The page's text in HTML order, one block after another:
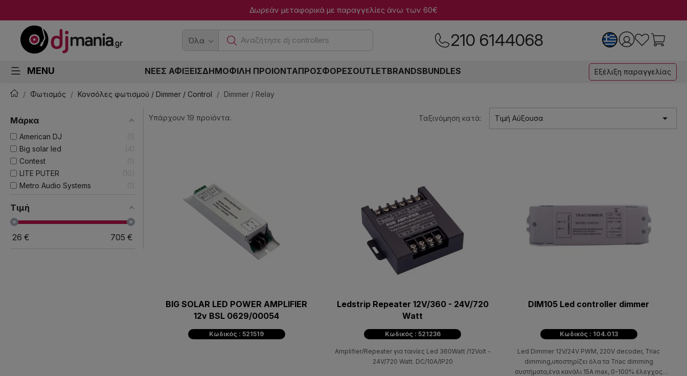
Δωρεάν μεταφορικά με παραγγελίες άνω των 60€
Όλα Αναζήτη 210 6144068
MENU ΝΕΕΣ ΑΦΙΞΕΙΣΔΗΜΟΦΙΛΗ ΠΡΟΙΟΝΤΑΠΡΟΣΦΟΡΕΣOUTLETBRANDSBUNDLES Εξέλιξη παραγγελίας
Φωτισμός Κονσόλες φωτισμού / Dimmer / Control Dimmer / Relay
Μάρκα
American DJ
1
Big solar led
4
Contest
1
LITE PUTER
10
Metro Audio Systems
1
Τιμή
26 € 705 €
Υπάρχουν 19 προϊόντα. Ταξινόμηση κατά: Τιμή Αύξουσα 
BIG SOLAR LED POWER AMPLIFIER
12v BSL 0629/00054
Κωδικός : 521519
Ledstrip Repeater 12V/360 - 24V/720
Watt
Κωδικός : 521236
Amplifier/Repeater για ταινίες Led 360Watt /12Volt -
24V/720 Watt. DC/10A/IP20
DIM105 Led controller dimmer
Κωδικός : 104.013
Led Dimmer 12V/24V PWM, 220V decoder, Triac
dimming,υποστηρίζει όλα τα Triac dimming
συστήματα,ένα κανάλι 15A max, 0-100% έλεγχος